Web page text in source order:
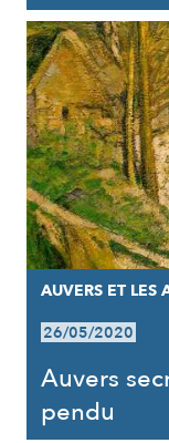
AUVERS ET LES
26/05/2020
Auvers
pendu